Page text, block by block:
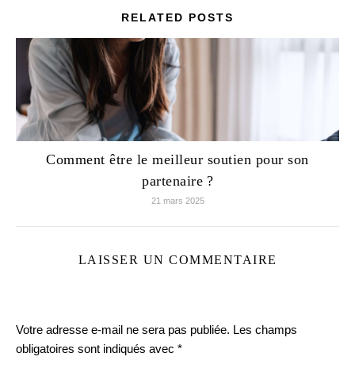
RELATED POSTS
Comment être le meilleur soutien pour son
partenaire ?
21 mars 2025
LAISSER UN COMMENTAIRE
Votre adresse e-mail ne sera pas publiée. Les champs
obligatoires sont indiqués avec *